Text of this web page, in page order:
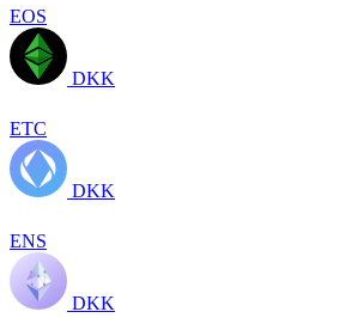
EOS
DKK
ETC
DKK
ENS
DKK